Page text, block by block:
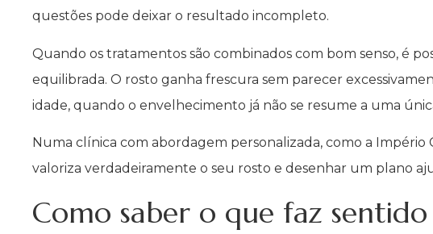
questões pode deixar o resultado incompleto.
Quando os tratamentos são combinados com bom senso, é
equilibrada. O rosto ganha frescura sem parecer
idade, quando o envelhecimento já não se resume a uma
Numa clínica com abordagem personalizada, como a
valoriza verdadeiramente o seu rosto e desenhar um plano
Como saber o que faz sentido